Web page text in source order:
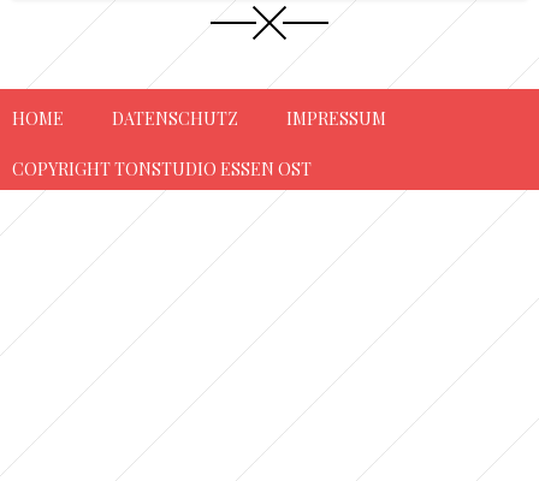
HOME DATENSCHUTZ IMPRESSUM
COPYRIGHT TONSTUDIO ESSEN OST